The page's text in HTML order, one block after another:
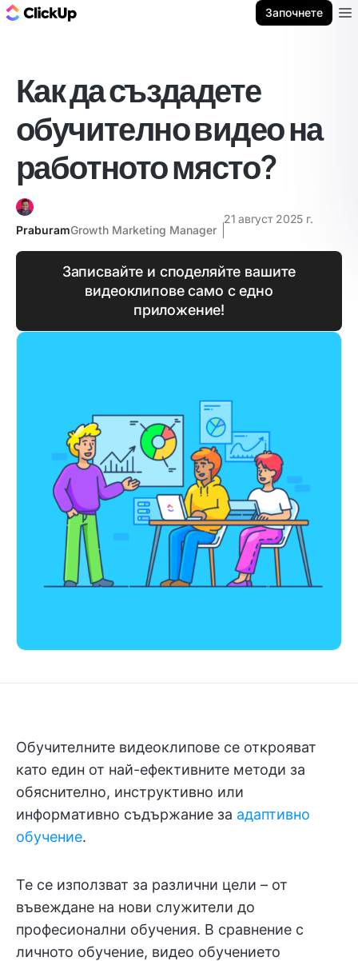
Започнете
Как да създадете
обучително видео на
работното място?
PraburamGrowth Marketing Manager
21 август 2025 г.
Записвайте и споделяйте вашите
видеоклипове само с едно
приложение!
Обучителните видеоклипове се открояват
като един от най-ефективните методи за
обяснително, инструктивно или
информативно съдържание за адаптивно
обучение.
Те се използват за различни цели – от
въвеждане на нови служители до
професионални обучения. В сравнение с
личното обучение, видео обучението